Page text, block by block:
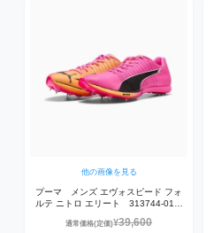
他の画像を見る
プーマ メンズ エヴォスピード フォ
ルテ ニトロ エリート 313744-01
Stream-PUMA Black
通常価格(定価)¥39,600